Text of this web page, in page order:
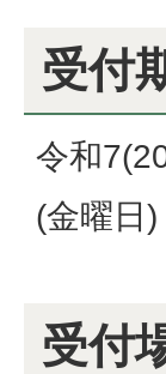
受付
令和
(金曜日)
受付